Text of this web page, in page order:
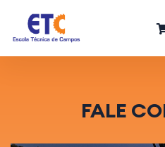
FALE